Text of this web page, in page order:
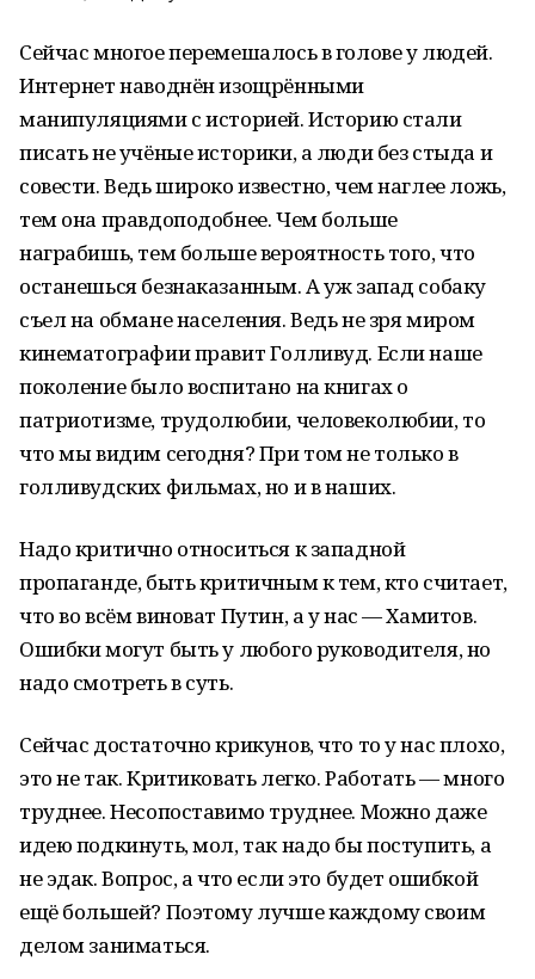
Сейчас многое перемешалось в голове у людей.
Интернет наводнён изощрёнными
манипуляциями с историей. Историю стали
писать не учёные историки, а люди без стыда и
совести. Ведь широко известно, чем наглее ложь,
тем она правдоподобнее. Чем больше
награбишь, тем больше вероятность того, что
останешься безнаказанным. А уж запад собаку
съел на обмане населения. Ведь не зря миром
кинематографии правит Голливуд. Если наше
поколение было воспитано на книгах о
патриотизме, трудолюбии, человеколюбии, то
что мы видим сегодня? При том не только в
голливудских фильмах, но и в наших.
Надо критично относиться к западной
пропаганде, быть критичным к тем, кто считает,
что во всём виноват Путин, а у нас — Хамитов.
Ошибки могут быть у любого руководителя, но
надо смотреть в суть.
Сейчас достаточно крикунов, что то у нас плохо,
это не так. Критиковать легко. Работать — много
труднее. Несопоставимо труднее. Можно даже
идею подкинуть, мол, так надо бы поступить, а
не эдак. Вопрос, а что если это будет ошибкой
ещё большей? Поэтому лучше каждому своим
делом заниматься.